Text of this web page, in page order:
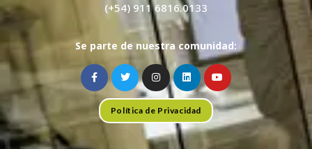
(+54) 911 6816.0133
Se parte de nuestra comunidad:
Política de Privacidad